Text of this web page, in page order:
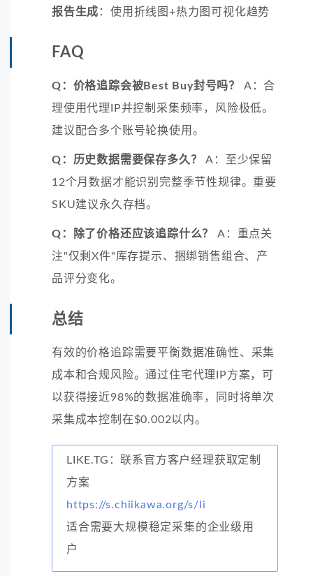
报告生成 ：使用折线图+热力图可视化趋势
FAQ
Q：价格追踪会被Best Buy封号吗？
A：合
理使用代理IP并控制采集频率，风险极低。
建议配合多个账号轮换使用。
Q：历史数据需要保存多久？
A：至少保留
12个月数据才能识别完整季节性规律。重要
SKU建议永久存档。
Q：除了价格还应该追踪什么？
A：重点关
注"仅剩X件"库存提示、捆绑销售组合、产
品评分变化。
总结
有效的价格追踪需要平衡数据准确性、采集
成本和合规风险。通过住宅代理IP方案，可
以获得接近98%的数据准确率，同时将单次
采集成本控制在$0.002以内。
LIKE.TG：联系官方客户经理获取定制
方案
https://s.chiikawa.org/s/li
适合需要大规模稳定采集的企业级用
户